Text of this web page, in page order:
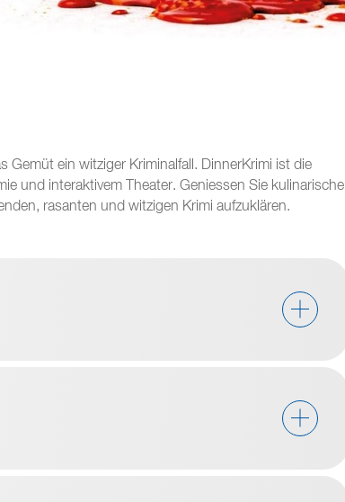
Gemüt ein witziger Kriminalfall. DinnerKrimi ist die
und interaktivem Theater. Geniessen Sie kulinarische
rasanten und witzigen Krimi aufzuklären.